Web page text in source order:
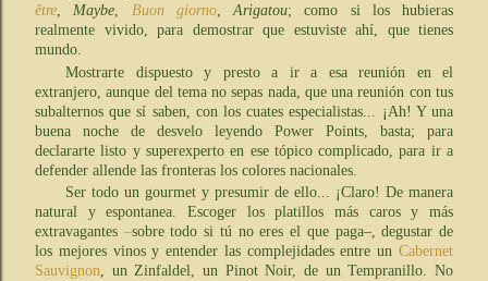
être
Maybe Buon giorno, Arigatou; como si los hubieras
realmente vivido, para demostrar que estuviste ahí, que tienes
mundo.
Mostrarte dispuesto y presto a ir a esa reunión en el
extranjero, aunque del tema no sepas nada, que una reunión con tus
subalternos que sí saben, con los cuates especialistas... ¡Ah! Y una
buena noche de desvelo leyendo Power Points, basta; para
declararte listo y superexperto en ese tópico complicado, para ir a
defender allende las fronteras los colores nacionales.
Ser todo un gourmet y presumir de ello... ¡Claro! De manera
natural y espontanea. Escoger los platillos más caros y más
extravagantes –sobre todo si tú no eres el que paga–, degustar de
los mejores vinos y entender las complejidades entre un Cabernet
Sauvignon, un Zinfaldel, un Pinot Noir, de un Tempranillo. No